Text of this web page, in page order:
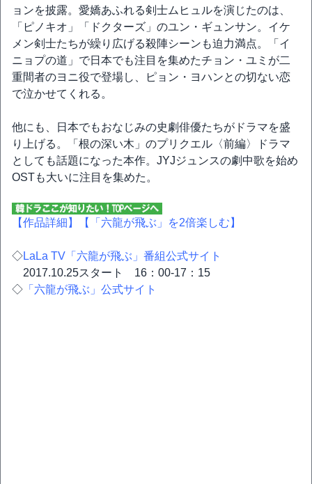
ョンを披露。愛嬌あふれる剣士ムヒュルを演じたのは、
「ピノキオ」「ドクターズ」のユン・ギュンサン。イケ
メン剣士たちが繰り広げる殺陣シーンも迫力満点。「イ
ニョプの道」で日本でも注目を集めたチョン・ユミが二
重間者のヨニ役で登場し、ピョン・ヨハンとの切ない恋
で泣かせてくれる。
他にも、日本でもおなじみの史劇俳優たちがドラマを盛
り上げる。「根の深い木」のプリクエル〈前編〉ドラマ
としても話題になった本作。JYJジュンスの劇中歌を始め
OSTも大いに注目を集めた。
【作品詳細】 【「六龍が飛ぶ」を2倍楽しむ】
◇LaLa TV「六龍が飛ぶ」番組公式サイト
2017.10.25スタート 16：00-17：15
◇ 「六龍が飛ぶ」公式サイト